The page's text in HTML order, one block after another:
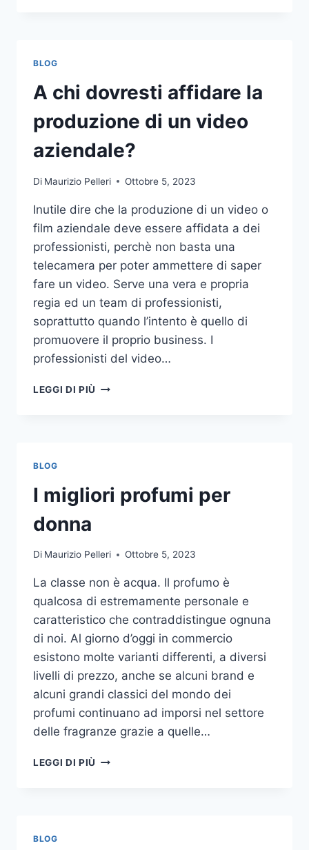
NELLE
SCOMMESSE
SPORTIVE
ONLINE
BLOG
A chi dovresti affidare la
produzione di un video
aziendale?
Di Maurizio Pelleri Ottobre 5, 2023
Inutile dire che la produzione di un video o
film aziendale deve essere affidata a dei
professionisti, perchè non basta una
telecamera per poter ammettere di saper
fare un video. Serve una vera e propria
regia ed un team di professionisti,
soprattutto quando l’intento è quello di
promuovere il proprio business. I
professionisti del video…
LEGGI DI PIÙ
VIDEO
BLOG
I migliori profumi per
donna
Di Maurizio Pelleri Ottobre 5, 2023
La classe non è acqua. Il profumo è
qualcosa di estremamente personale e
caratteristico che contraddistingue ognuna
di noi. Al giorno d’oggi in commercio
esistono molte varianti differenti, a diversi
livelli di prezzo, anche se alcuni brand e
alcuni grandi classici del mondo dei
profumi continuano ad imporsi nel settore
delle fragranze grazie a quelle…
LEGGI DI PIÙ
BLOG